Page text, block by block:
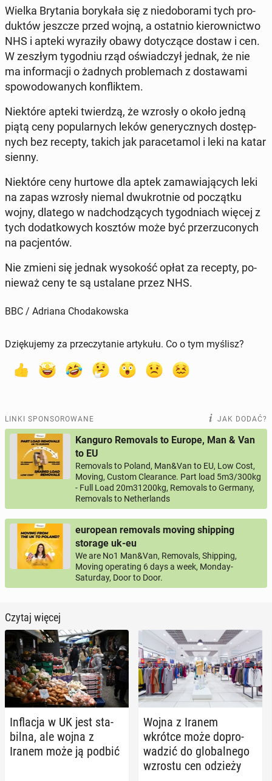
Wielka Bry­ta­nia bo­ry­ka­ła się z nie­do­bo­ra­mi tych pro­
duk­tów jeszcze przed wojną, a ostat­nio kie­row­nic­two
NHS i apteki wy­ra­zi­ły obawy do­ty­czą­ce dostaw i cen.
W zeszłym ty­go­dniu rząd oświad­czył jednak, że nie
ma in­for­ma­cji o żadnych pro­ble­mach z do­sta­wa­mi
spo­wo­do­wa­nych kon­flik­tem.
Nie­któ­re apteki twier­dzą, że wzrosły o około jedną
piątą ceny po­pu­lar­nych leków ge­ne­rycz­nych do­stęp­
nych bez recepty, takich jak pa­ra­ce­ta­mol i leki na katar
sienny.
Nie­któ­re ceny hurtowe dla aptek za­ma­wia­ją­cych leki
na zapas wzrosły niemal dwu­krot­nie od po­cząt­ku
wojny, dlatego w nad­cho­dzą­cych ty­go­dniach więcej z
tych do­dat­ko­wych kosztów może być prze­rzu­co­nych
na pa­cjen­tów.
Nie zmieni się jednak wy­so­kość opłat za recepty, po­
nie­waż ceny te są usta­la­ne przez NHS.
BBC / Adriana Chodakowska
Dziękujemy za przeczytanie artykułu. Co o tym myślisz?
LINKI SPONSOROWANE JAK DODAĆ?
Kanguro Removals to Europe, Man & Van
to EU
Removals to Poland, Man&Van to EU, Low Cost,
Moving, Custom Clearance. Part load 5m3/300kg
- Full Load 20m31200kg, Removals to Germany,
Removals to Netherlands
european removals moving shipping
storage uk-eu
We are No1 Man&Van, Removals, Shipping,
Moving operating 6 days a week, Monday-
Saturday, Door to Door.
Czytaj więcej
In­fla­cja w UK jest sta­
bil­na, ale wojna z
Iranem może ją podbić
Wojna z Iranem
wkrótce może do­pro­
wa­dzić do glo­bal­ne­go
wzrostu cen odzieży